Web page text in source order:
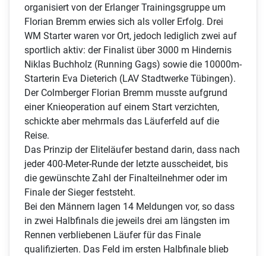
organisiert von der Erlanger Trainingsgruppe um
Florian Bremm erwies sich als voller Erfolg. Drei
WM Starter waren vor Ort, jedoch lediglich zwei auf
sportlich aktiv: der Finalist über 3000 m Hindernis
Niklas Buchholz (Running Gags) sowie die 10000m-
Starterin Eva Dieterich (LAV Stadtwerke Tübingen).
Der Colmberger Florian Bremm musste aufgrund
einer Knieoperation auf einem Start verzichten,
schickte aber mehrmals das Läuferfeld auf die
Reise.
Das Prinzip der Eliteläufer bestand darin, dass nach
jeder 400-Meter-Runde der letzte ausscheidet, bis
die gewünschte Zahl der Finalteilnehmer oder im
Finale der Sieger feststeht.
Bei den Männern lagen 14 Meldungen vor, so dass
in zwei Halbfinals die jeweils drei am längsten im
Rennen verbliebenen Läufer für das Finale
qualifizierten. Das Feld im ersten Halbfinale blieb